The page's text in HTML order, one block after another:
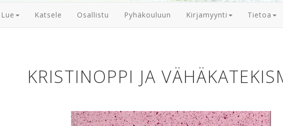
Lue Katsele Osallistu Pyhäkouluun Kirjamyynti Tietoa
KRISTINOPPI JA